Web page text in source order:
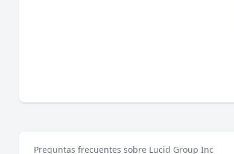
Preguntas frecuentes sobre Lucid Group Inc